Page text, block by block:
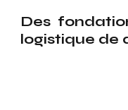
Des
logistique de